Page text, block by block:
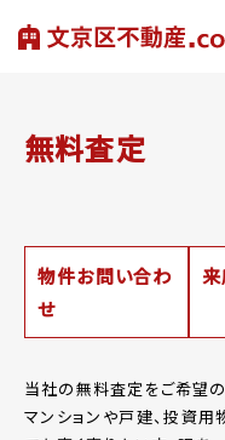
無料査定
物件お問い合わ
せ
当社の無料査定をご希望の
マンションや戸建、投資用